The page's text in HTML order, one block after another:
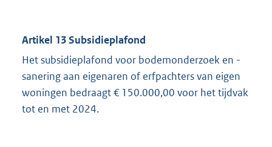
Artikel 13 Subsidieplafond
Het subsidieplafond voor bodemonderzoek en -
sanering aan eigenaren of erfpachters van eigen
woningen bedraagt € 150.000,00 voor het tijdvak
tot en met 2024.